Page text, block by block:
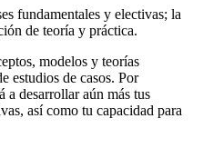
fundamentales y electivas; la
de teoría y práctica.
modelos y teorías
estudios de casos. Por
a desarrollar aún más tus
así como tu capacidad para